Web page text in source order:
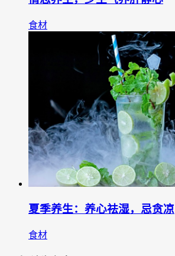
食材
夏季养生：养心祛湿，忌贪凉
食材